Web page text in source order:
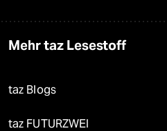
Mehr taz Lesestoff
taz Blogs
taz FUTURZWEI